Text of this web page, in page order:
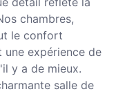
chambres,
le confort
une expérience de
y a de mieux.
salle de